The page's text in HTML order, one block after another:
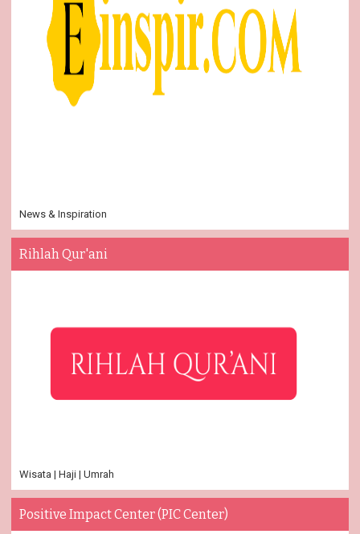
News & Inspiration
Rihlah Qur'ani
Wisata | Haji | Umrah
Positive Impact Center (PIC Center)